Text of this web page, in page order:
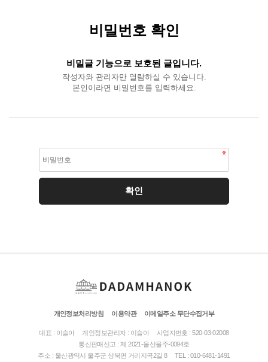
비밀번호 확인
비밀글 기능으로 보호된 글입니다.
작성자와 관리자만 열람하실 수 있습니다.
본인이라면 비밀번호를 입력하세요.
개인정보처리방침 이용약관 이메일주소 무단수집거부
대표 : 이슬아 개인정보관리자 : 이슬아
사업자번호 : 520-03-02008
통신판매신고 : 제 2021-울산울주-0094호
주소 : 울산광역시 울주군 상북면 거리지곡2길 8
TEL : 010-6481-1491